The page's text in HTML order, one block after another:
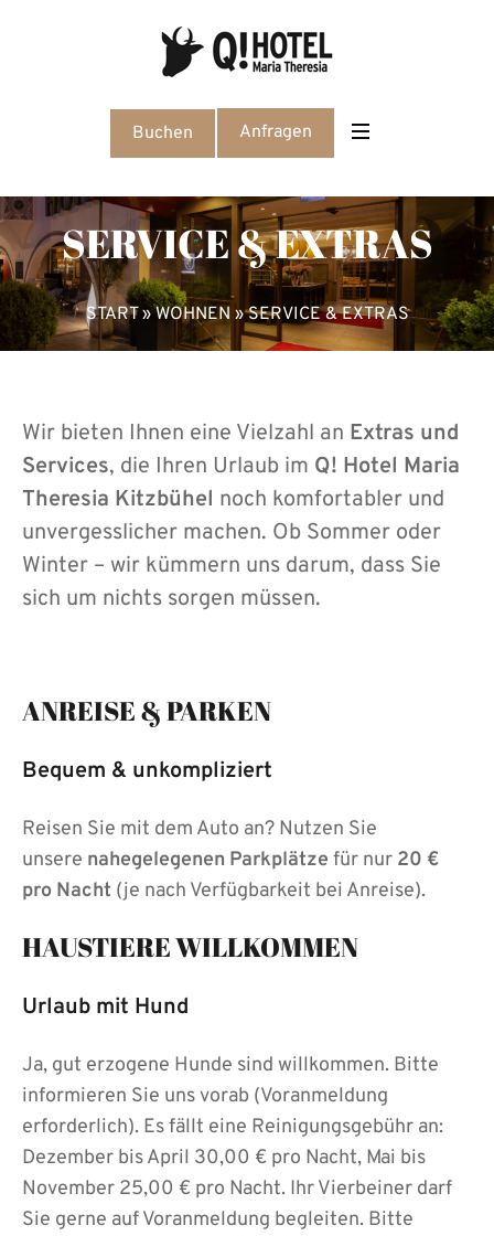
Buchen Anfragen
SERVICE & EXTRAS
START»WOHNEN»SERVICE & EXTRAS
Wir bieten Ihnen eine Vielzahl an Extras und
Services, die Ihren Urlaub im Q! Hotel Maria
Theresia Kitzbühel noch komfortabler und
unvergesslicher machen. Ob Sommer oder
Winter – wir kümmern uns darum, dass Sie
sich um nichts sorgen müssen.
ANREISE & PARKEN
Bequem & unkompliziert
Reisen Sie mit dem Auto an? Nutzen Sie
unsere nahegelegenen Parkplätze für nur 20 €
pro Nacht (je nach Verfügbarkeit bei Anreise).
HAUSTIERE WILLKOMMEN
Urlaub mit Hund
Ja, gut erzogene Hunde sind willkommen. Bitte
informieren Sie uns vorab (Voranmeldung
erforderlich). Es fällt eine Reinigungsgebühr an:
Dezember bis April 30,00 € pro Nacht, Mai bis
November 25,00 € pro Nacht. Ihr Vierbeiner darf
Sie gerne auf Voranmeldung begleiten. Bitte